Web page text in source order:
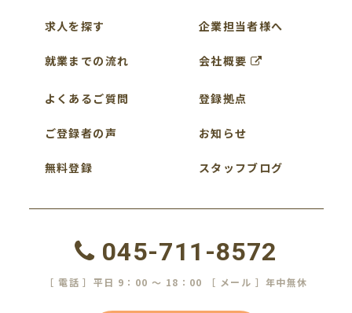
求人を探す
就業までの流れ
よくあるご質問
ご登録者の声
無料登録
企業担当者様へ
会社概要
登録拠点
お知らせ
スタッフブログ
045-711-8572
［ 電話 ］平日 9：00 ～ 18：00 ［ メール ］年中無休